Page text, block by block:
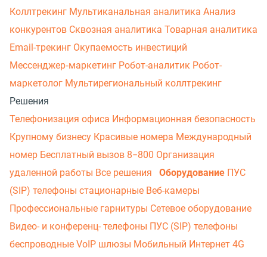
Коллтрекинг Мультиканальная аналитика Анализ
конкурентов Сквозная аналитика Товарная аналитика
Email-трекинг Окупаемость инвестиций
Мессенджер‑маркетинг Робот-аналитик Робот-
маркетолог Мультирегиональный коллтрекинг
Решения
Телефонизация офиса Информационная безопасность
Крупному бизнесу Красивые номера Международный
номер Бесплатный вызов 8−800 Организация
удаленной работы Все решения Оборудование ПУС
(SIP) телефоны стационарные Веб-камеры
Профессиональные гарнитуры Сетевое оборудование
Видео- и конференц- телефоны ПУС (SIP) телефоны
беспроводные VoIP шлюзы Мобильный Интернет 4G